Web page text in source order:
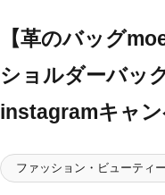
【革のバッグ
ショルダーバッ
instagramキャ
ファッション・ビューティー